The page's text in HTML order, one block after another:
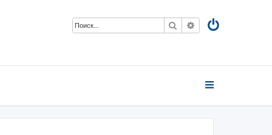
Поиск Расширенный